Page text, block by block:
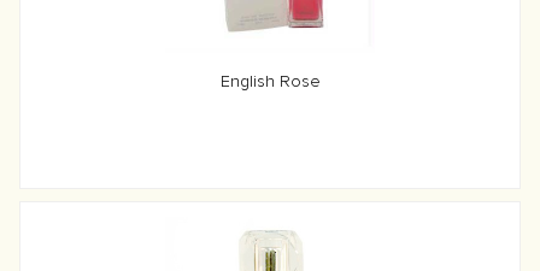
English Rose